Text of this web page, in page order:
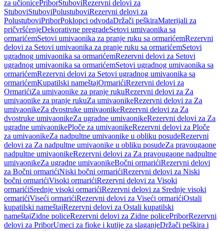
za učionicePriborStuboviRezervni delovi za
StuboviStuboviPolustuboviRezervni delovi za
PolustuboviPriborPoklopci odvodaDržači peškiraMaterijali za
pričvršćenjeDekorativne pregradeSetovi umivaonika sa
ormarićemSetovi umivaonika za pranje ruku sa ormarićemRezervni
delovi za Setovi umivaonika za pranje ruku sa ormarićemSetovi
ugradnog umivaonika sa ormarićemRezervni delovi za Setovi
ugradnog umivaonika sa ormarićemSetovi ugradnog umivaonika sa
ormarićemRezervni delovi za Setovi ugradnog umivaonika sa
ormarićemKupatilski nameštajOrmarićiRezervni delovi za
OrmarićiZa umivaonike za pranje rukuRezervni delovi za Za
umivaonike za pranje rukuZa umivaonikeRezervni delovi za Za
umivaonikeZa dvostruke umivaonikeRezervni delovi za Za
dvostruke umivaonikeZa ugradne umivaonikeRezervni delovi za Za
ugradne umivaonikePloče za umivaonikeRezervni delovi za Ploče
za umivaonikeZa nadpultne umivaonike u obliku posudeRezervni
delovi za Za nadpultne umivaonike u obliku posudeZa pravougaone
nadpultne umivaonikeRezervni delovi za Za pravougaone nadpultne
umivaonikeZa ugradne umivaonikeBočni ormarićiRezervni delovi
za Bočni ormarićiNiski bočni ormarićiRezervni delovi za Niski
bočni ormarićiVisoki ormarićiRezervni delovi za Visoki
ormarićiSrednje visoki ormarićiRezervni delovi za Srednje visoki
ormarićiViseći ormarićiRezervni delovi za Viseći ormarićiOstali
kupatilski nameštajRezervni delovi za Ostali kupatilski
nameštajZidne policeRezervni delovi za Zidne policePriborRezervni
delovi za PriborUmeci za fioke i kutije za slaganjeDržači peškira i